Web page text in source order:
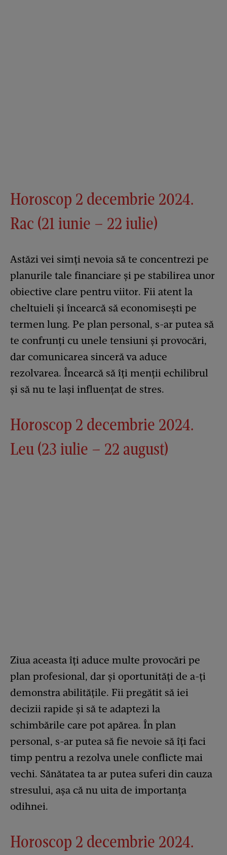
Horoscop 2 decembrie 2024.
Rac (21 iunie – 22 iulie)
Astăzi vei simți nevoia să te concentrezi pe
planurile tale financiare și pe stabilirea unor
obiective clare pentru viitor. Fii atent la
cheltuieli și încearcă să economisești pe
termen lung. Pe plan personal, s-ar putea să
te confrunți cu unele tensiuni și provocări,
dar comunicarea sinceră va aduce
rezolvarea. Încearcă să îți menții echilibrul
și să nu te lași influențat de stres.
Horoscop 2 decembrie 2024.
Leu (23 iulie – 22 august)
Ziua aceasta îți aduce multe provocări pe
plan profesional, dar și oportunități de a-ți
demonstra abilitățile. Fii pregătit să iei
decizii rapide și să te adaptezi la
schimbările care pot apărea. În plan
personal, s-ar putea să fie nevoie să îți faci
timp pentru a rezolva unele conflicte mai
vechi. Sănătatea ta ar putea suferi din cauza
stresului, așa că nu uita de importanța
odihnei.
Horoscop 2 decembrie 2024.